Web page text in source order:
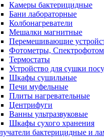
Камеры бактерицидные
Бани лабораторные
Колбонагреватели
Мешалки магнитные
Перемешивающие
Фотометры,
Термостаты
Устройство для сушки
Шкафы сушильные
Печи муфельные
Плиты нагревательные
Центрифуги
Ванны ультразвуковые
Шкафы сухого хранения
бактерицидные и